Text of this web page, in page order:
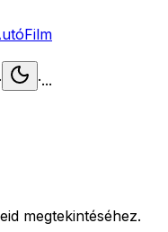
Film
· ·...
megtekintéséhez.